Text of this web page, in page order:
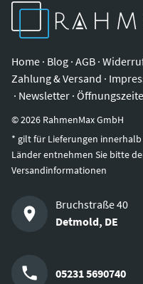
Home · Blog · AGB ·
Zahlung & Versand ·
· Newsletter ·
©2026 RahmenMax GmbH
* gilt für Lieferungen
Länder entnehmen Sie bitte
Versandinformationen
Bruchstraße 40
Detmold, DE
05231 5690740